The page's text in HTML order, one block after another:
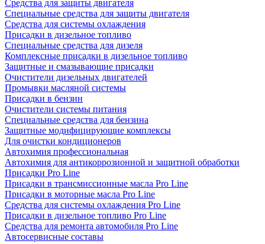
Средства для защиты двигателя
Специальныe средства для защиты двигателя
Средства для системы охлаждения
Присадки в дизельное топливо
Спeциальные средства для дизеля
Комплексные присадки в дизельное топливо
Защитные и смазывающие присадки
Очистители дизельных двигателей
Промывки масляной системы
Присадки в бензин
Очистители системы питания
Специальные срeдства для бензина
Защитные модифицирующие комплексы
Для очистки кондиционеров
Автохимия профессиональная
Автохимия для антикоррозионной и защитной обработки
Присадки Pro Line
Присадки в трансмиссионные масла Pro Line
Присадки в моторные масла Pro Line
Средства для системы охлаждения Pro Line
Присадки в дизельное топливо Pro Line
Средства для ремонта автомобиля Pro Line
Автосервисные составы